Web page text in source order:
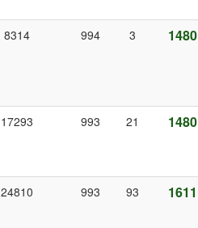
8314 994 3 1480
17293 993 21 1480
24810 993 93 1611